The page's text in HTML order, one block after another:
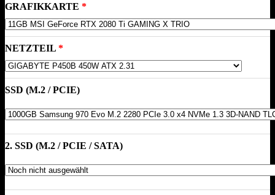
GRAFIKKARTE
NETZTEIL
SSD (M.2 / PCIE)
2. SSD (M.2 / PCIE / SATA)